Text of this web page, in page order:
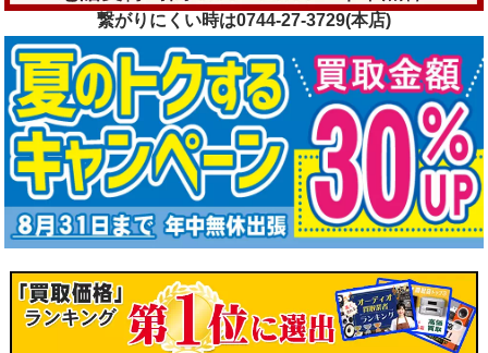
繋がりにくい時は0744-27-3729(本店)